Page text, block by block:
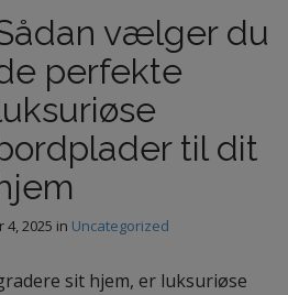
vælger du
perfekte
til dit
2025 in Uncategorized
sit hjem, er luksuriøse